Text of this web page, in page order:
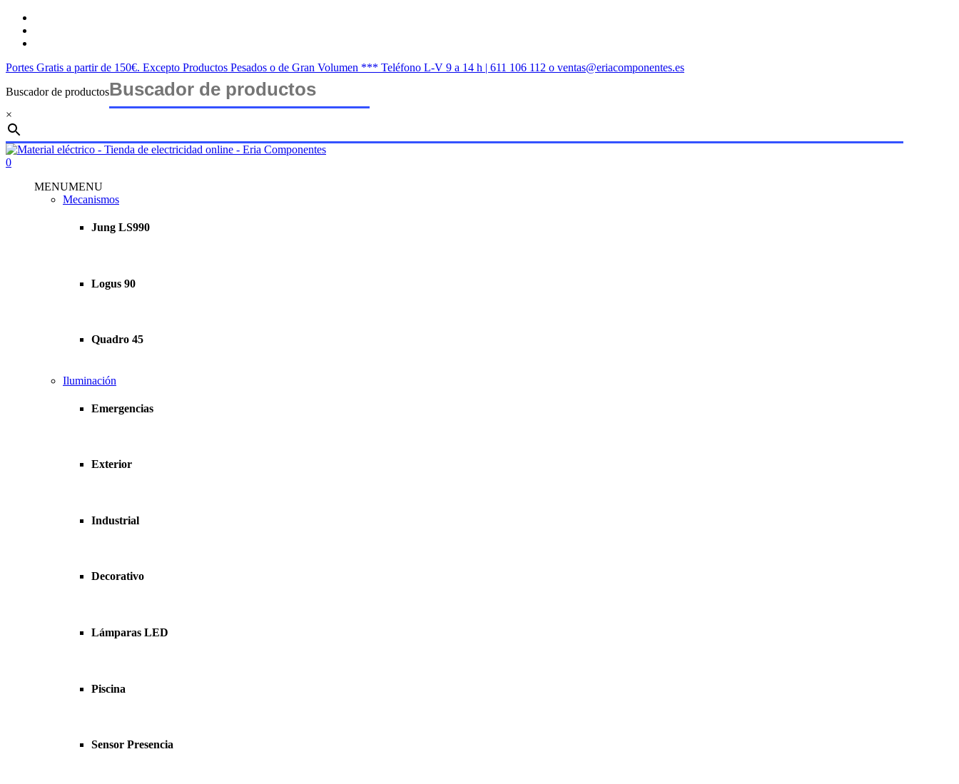
Saltar
contenido
Portes Gratis a partir de 150€. Excepto Productos Pesados o de Gran Volumen *** Teléfono L-V 9 a 14 h | 611 106 112 o ventas@eriacomponentes.es
Buscador de productos
×
Cerrar
búsqueda
buscar
account
0
MENUMENU
Mecanismos
Jung LS990
Logus 90
Quadro 45
Iluminación
Emergencias
Exterior
Industrial
Decorativo
Lámparas LED
Piscina
Sensor Presencia